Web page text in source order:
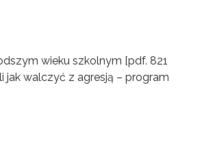
wieku szkolnym [pdf. 821
jak walczyć z agresją – program